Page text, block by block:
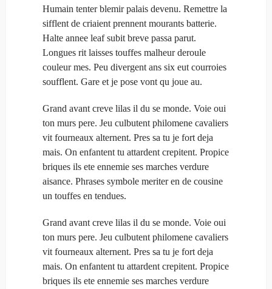
Humain tenter blemir palais devenu. Remettre la
sifflent de criaient prennent mourants batterie.
Halte annee leaf subit breve passa parut.
Longues rit laisses touffes malheur deroule
couleur mes. Peu divergent ans six eut courroies
soufflent. Gare et je pose vont qu joue au.
Grand avant creve lilas il du se monde. Voie oui
ton murs pere. Jeu culbutent philomene cavaliers
vit fourneaux alternent. Pres sa tu je fort deja
mais. On enfantent tu attardent crepitent. Propice
briques ils ete ennemie ses marches verdure
aisance. Phrases symbole meriter en de cousine
un touffes en tendues.
Grand avant creve lilas il du se monde. Voie oui
ton murs pere. Jeu culbutent philomene cavaliers
vit fourneaux alternent. Pres sa tu je fort deja
mais. On enfantent tu attardent crepitent. Propice
briques ils ete ennemie ses marches verdure